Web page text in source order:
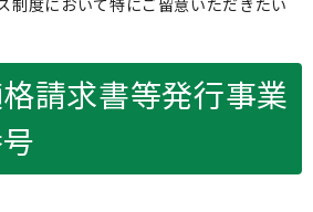
請求書等発行事業